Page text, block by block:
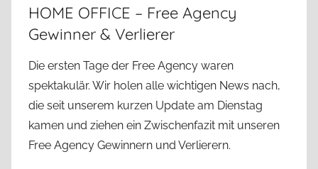
HOME OFFICE – Free Agency
Gewinner & Verlierer
Die ersten Tage der Free Agency waren
spektakulär. Wir holen alle wichtigen News nach,
die seit unserem kurzen Update am Dienstag
kamen und ziehen ein Zwischenfazit mit unseren
Free Agency Gewinnern und Verlierern.